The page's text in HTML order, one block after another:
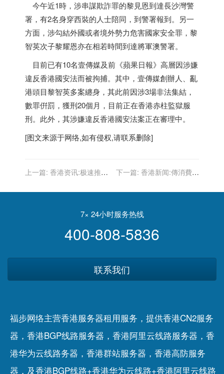
今午近1時，涉串謀欺詐罪的黎見恩到達長沙灣警
署，有2名身穿西裝的人士陪同，到警署報到。另一
方面，涉勾結外國或者境外勢力危害國家安全罪，黎
智英次子黎耀恩亦在相若時間到達將軍澳警署。
目前已有10名壹傳媒及前《蘋果日報》高層因涉嫌
違反香港國安法而被拘捕。其中，壹傳媒創辦人、亂
港頭目黎智英多案纏身，其此前因涉3場非法集結，
數罪倂罰，獲刑20個月，目前正在香港赤柱監獄服
刑。此外，其涉嫌違反香港國安法案正在審理中。
[图文来源于网络,如有侵权,请联系删除]
上一篇: 香港资讯:极速推是
电商神器！
下一篇: 香港新闻:傳消費券
清
7× 24小时服务热线
400-808-5836
联系我们
福步网络主营香港服务器租用服务，提供香港CN2服务
器，香港BGP线路服务器，香港阿里云线路服务器，香
港华为云线路务器，香港群站服务器，香港高防服务
器，及香港BGP线路+香港华为云线路+香港阿里云线路